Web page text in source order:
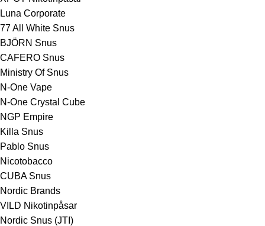
Luna Corporate
77 All White Snus
BJÖRN Snus
CAFERO Snus
Ministry Of Snus
N-One Vape
N-One Crystal Cube
NGP Empire
Killa Snus
Pablo Snus
Nicotobacco
CUBA Snus
Nordic Brands
VILD Nikotinpåsar
Nordic Snus (JTI)